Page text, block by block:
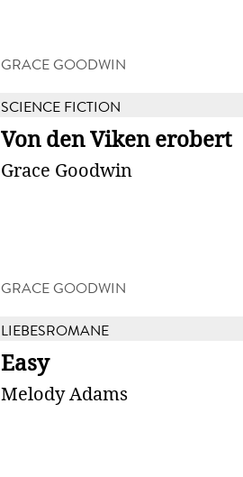
GRACE GOODWIN
SCIENCE FICTION
Von den Viken erobert
Grace Goodwin
GRACE GOODWIN
LIEBESROMANE
Easy
Melody Adams